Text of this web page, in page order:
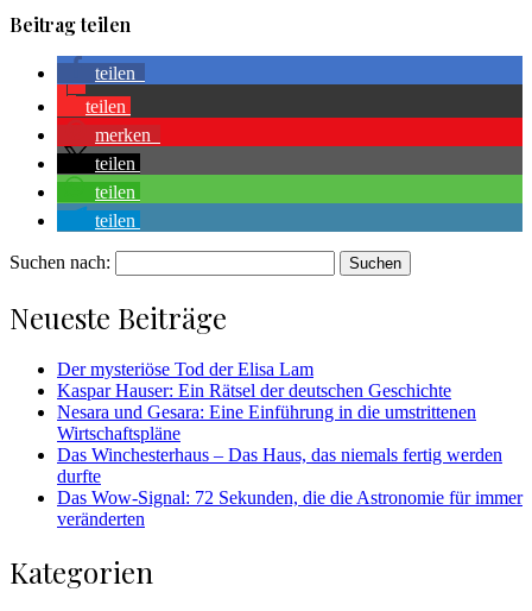
Beitrag teilen
teilen
teilen
merken
teilen
teilen
teilen
Suchen nach:
Neueste Beiträge
Der mysteriöse Tod der Elisa Lam
Kaspar Hauser: Ein Rätsel der deutschen Geschichte
Nesara und Gesara: Eine Einführung in die umstrittenen
Wirtschaftspläne
Das Winchesterhaus – Das Haus, das niemals fertig werden
durfte
Das Wow-Signal: 72 Sekunden, die die Astronomie für immer
veränderten
Kategorien